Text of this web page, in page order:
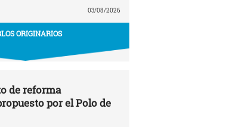
03/08/2026
ORIGINARIOS
de reforma
por el Polo de